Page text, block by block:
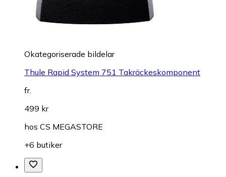
Okategoriserade bildelar
Thule Rapid System 751 Takräckeskomponent
fr.
499 kr
hos CS MEGASTORE
+6 butiker